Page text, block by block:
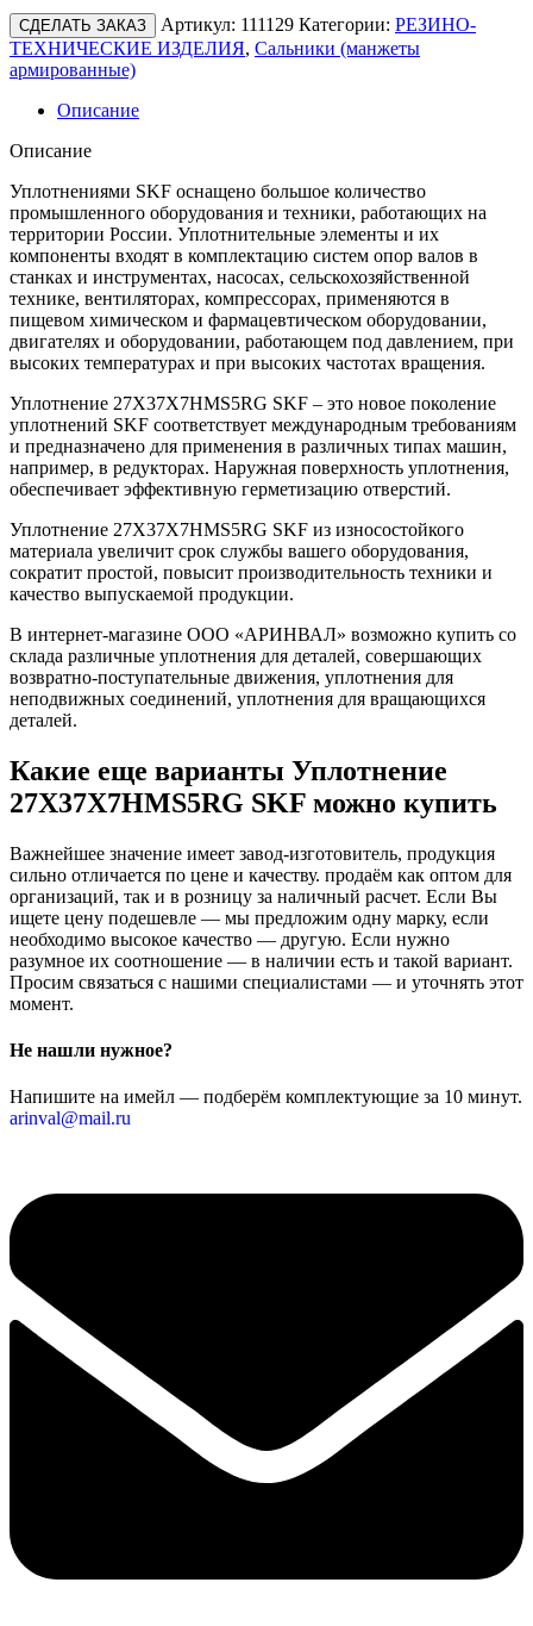
СДЕЛАТЬ ЗАКАЗ Артикул: 111129 Категории: РЕЗИНО-
ТЕХНИЧЕСКИЕ ИЗДЕЛИЯ, Сальники (манжеты
армированные)
Описание
Описание
Уплотнениями SKF оснащено большое количество
промышленного оборудования и техники, работающих на
территории России. Уплотнительные элементы и их
компоненты входят в комплектацию систем опор валов в
станках и инструментах, насосах, сельскохозяйственной
технике, вентиляторах, компрессорах, применяются в
пищевом химическом и фармацевтическом оборудовании,
двигателях и оборудовании, работающем под давлением, при
высоких температурах и при высоких частотах вращения.
Уплотнение 27X37X7HMS5RG SKF – это новое поколение
уплотнений SKF соответствует международным требованиям
и предназначено для применения в различных типах машин,
например, в редукторах. Наружная поверхность уплотнения,
обеспечивает эффективную герметизацию отверстий.
Уплотнение 27X37X7HMS5RG SKF из износостойкого
материала увеличит срок службы вашего оборудования,
сократит простой, повысит производительность техники и
качество выпускаемой продукции.
В интернет-магазине ООО «АРИНВАЛ» возможно купить со
склада различные уплотнения для деталей, совершающих
возвратно-поступательные движения, уплотнения для
неподвижных соединений, уплотнения для вращающихся
деталей.
Какие еще варианты Уплотнение
27X37X7HMS5RG SKF можно купить
Важнейшее значение имеет завод-изготовитель, продукция
сильно отличается по цене и качеству. продаём как оптом для
организаций, так и в розницу за наличный расчет. Если Вы
ищете цену подешевле — мы предложим одну марку, если
необходимо высокое качество — другую. Если нужно
разумное их соотношение — в наличии есть и такой вариант.
Просим связаться с нашими специалистами — и уточнять этот
момент.
Не нашли нужное?
Напишите на имейл — подберём комплектующие за 10 минут.
arinval@mail.ru